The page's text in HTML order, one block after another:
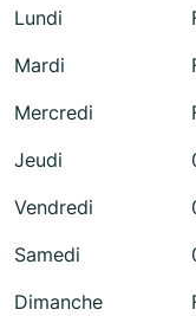
Lundi
Mardi
Mercredi
Jeudi
Vendredi
Samedi
Dimanche